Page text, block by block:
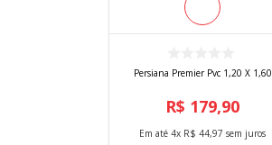
Persiana Premier Pvc 1,20 X 1,60
R$ 179,90
Em até 4x R$ 44,97 sem juros